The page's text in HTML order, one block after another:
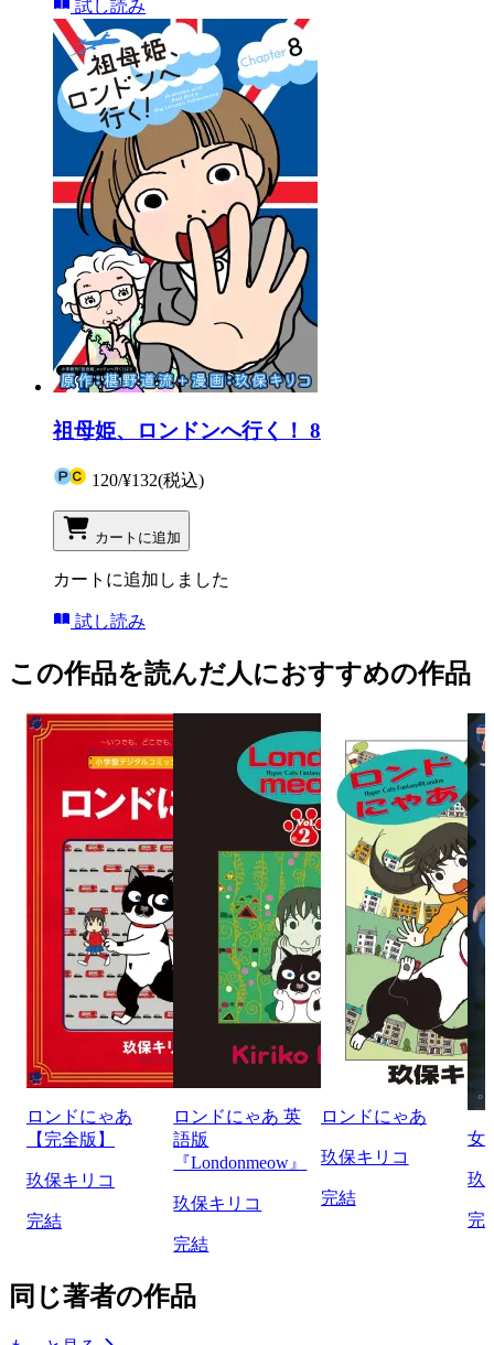
試し読み
祖母姫、ロンドンへ行く！ 8
120/¥132(税込)
カートに追加
カートに追加しました
試し読み
この作品を読んだ人におすすめの作品
ロンドにゃあ
【完全版】
玖保キリコ
完結
ロンドにゃあ 英
語版
『Londonmeow』
玖保キリコ
完結
ロンドにゃあ
玖保キリコ
完結
女
玖
完
同じ著者の作品